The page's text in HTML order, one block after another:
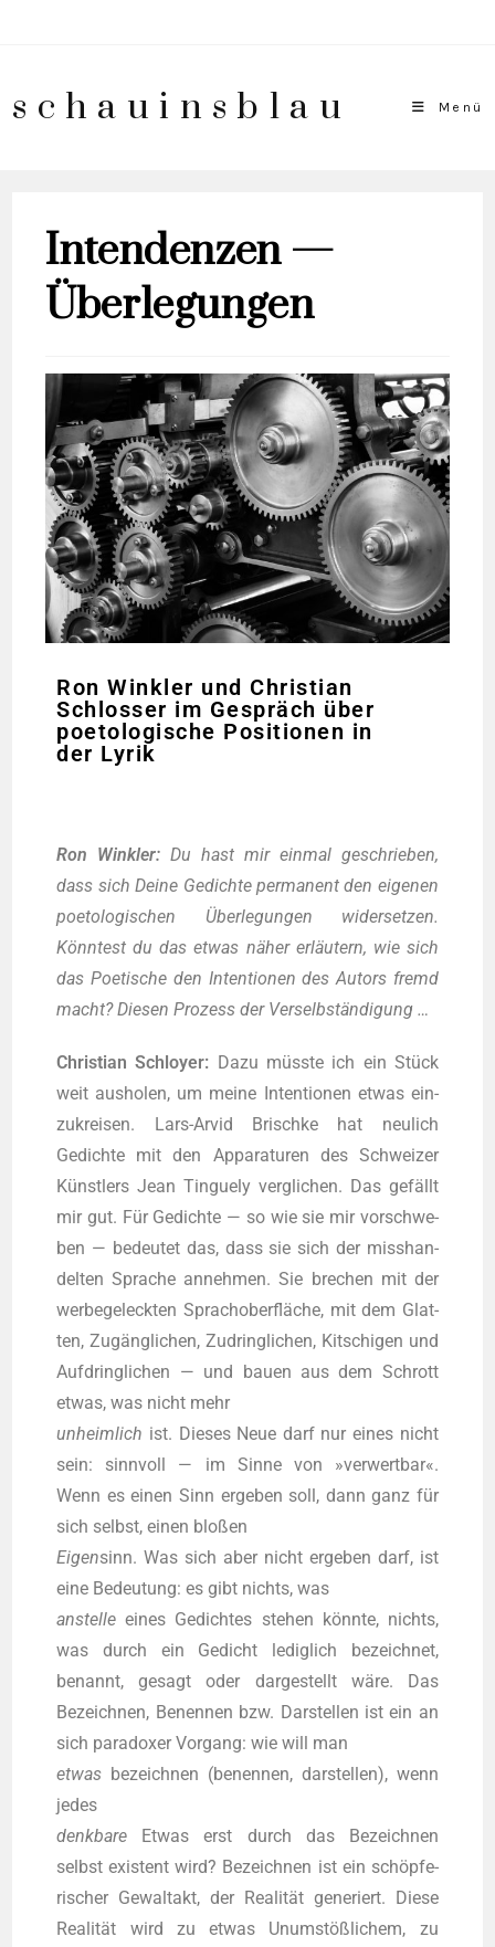
schauinsblau Menü
Intendenzen —
Überlegungen
Ron Winkler und Christian
Schlosser im Gespräch über
poetologische Positionen in
der Lyrik
Ron Wink­ler: Du hast mir ein­mal geschrie­ben,
dass sich Dei­ne Gedich­te per­ma­nent den eige­nen
poe­to­lo­gi­schen Über­le­gun­gen wider­set­zen.
Könn­test du das etwas näher erläu­tern, wie sich
das Poe­ti­sche den Inten­tio­nen des Autors fremd
macht? Die­sen Pro­zess der Verselbständigung …
Chris­ti­an Schloy­er: Dazu müss­te ich ein Stück
weit aus­ho­len, um mei­ne Inten­tio­nen etwas ein­
zu­krei­sen. Lars-Arvid Brisch­ke hat neu­lich
Gedich­te mit den Appa­ra­tu­ren des Schwei­zer
Künst­lers Jean Tin­gue­ly ver­gli­chen. Das gefällt
mir gut. Für Gedich­te — so wie sie mir vor­schwe­
ben — bedeu­tet das, dass sie sich der miss­han­
del­ten Spra­che anneh­men. Sie bre­chen mit der
wer­be­geleck­ten Sprach­ober­flä­che, mit dem Glat­
ten, Zugäng­li­chen, Zudring­li­chen, Kit­schi­gen und
Auf­dring­li­chen — und bau­en aus dem Schrott
etwas, was nicht mehr
unheim­lich ist. Die­ses Neue darf nur eines nicht
sein: sinn­voll — im Sin­ne von »ver­wert­bar«.
Wenn es einen Sinn erge­ben soll, dann ganz für
sich selbst, einen blo­ßen
Eigensinn. Was sich aber nicht erge­ben darf, ist
eine Bedeu­tung: es gibt nichts, was
anstel­le eines Gedich­tes ste­hen könn­te, nichts,
was durch ein Gedicht ledig­lich bezeich­net,
benannt, gesagt oder dar­ge­stellt wäre. Das
Bezeich­nen, Benen­nen bzw. Dar­stel­len ist ein an
sich para­do­xer Vor­gang: wie will man
etwas bezeich­nen (benen­nen, dar­stel­len), wenn
jedes
denk­ba­re Etwas erst durch das Bezeich­nen
selbst exis­tent wird? Bezeich­nen ist ein schöp­fe­
ri­scher Gewalt­akt, der Rea­li­tät gene­riert. Die­se
Rea­li­tät wird zu etwas Unum­stöß­li­chem, zu